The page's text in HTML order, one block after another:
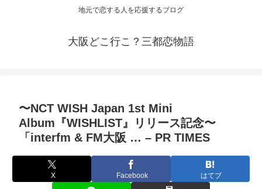
地元で恋する人を応援するブログ
大阪どこ行こ？三都恋物語
〜NCT WISH Japan 1st Mini
Album『WISHLIST』リリース記念〜
「interfm & FM大阪 … – PR TIMES
X Facebook はてブ